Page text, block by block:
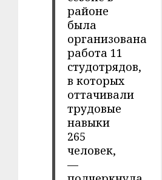
районе
была
организована
работа 11
студотрядов,
в которых
оттачивали
трудовые
навыки
265
человек,
—